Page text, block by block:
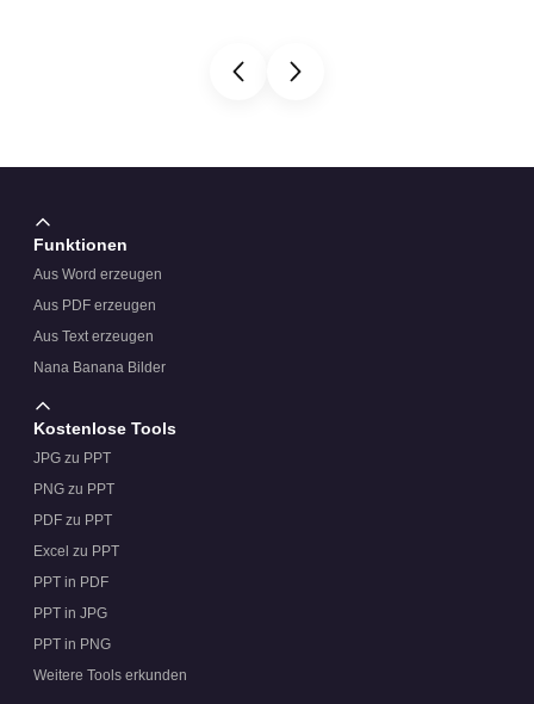
Funktionen
Aus Word erzeugen
Aus PDF erzeugen
Aus Text erzeugen
Nana Banana Bilder
Kostenlose Tools
JPG zu PPT
PNG zu PPT
PDF zu PPT
Excel zu PPT
PPT in PDF
PPT in JPG
PPT in PNG
Weitere Tools erkunden